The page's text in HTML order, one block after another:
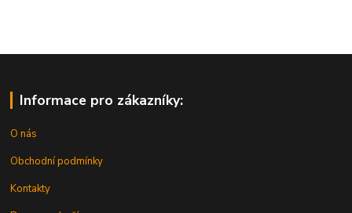
Informace pro zákazníky:
O nás
Obchodní podmínky
Kontakty